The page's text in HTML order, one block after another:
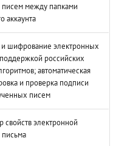
писем между папками
аккаунта
и шифрование электронных
российских
автоматическая
и проверка подписи
писем
свойств электронной